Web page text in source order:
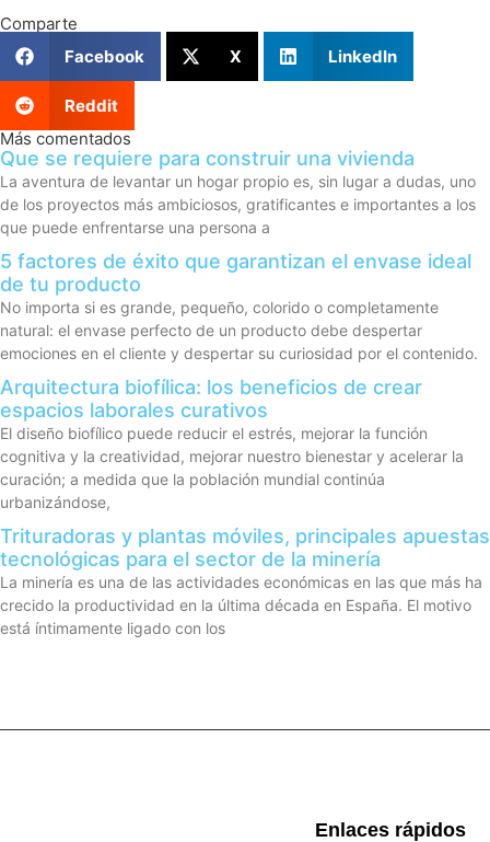
Comparte
Facebook
X LinkedIn
Reddit
Más comentados
Que se requiere para construir una vivienda
La aventura de levantar un hogar propio es, sin lugar a dudas, uno
de los proyectos más ambiciosos, gratificantes e importantes a los
que puede enfrentarse una persona a
5 factores de éxito que garantizan el envase ideal
de tu producto
No importa si es grande, pequeño, colorido o completamente
natural: el envase perfecto de un producto debe despertar
emociones en el cliente y despertar su curiosidad por el contenido.
Arquitectura biofílica: los beneficios de crear
espacios laborales curativos
El diseño biofílico puede reducir el estrés, mejorar la función
cognitiva y la creatividad, mejorar nuestro bienestar y acelerar la
curación; a medida que la población mundial continúa
urbanizándose,
Trituradoras y plantas móviles, principales apuestas
tecnológicas para el sector de la minería
La minería es una de las actividades económicas en las que más ha
crecido la productividad en la última década en España. El motivo
está íntimamente ligado con los
Enlaces rápidos